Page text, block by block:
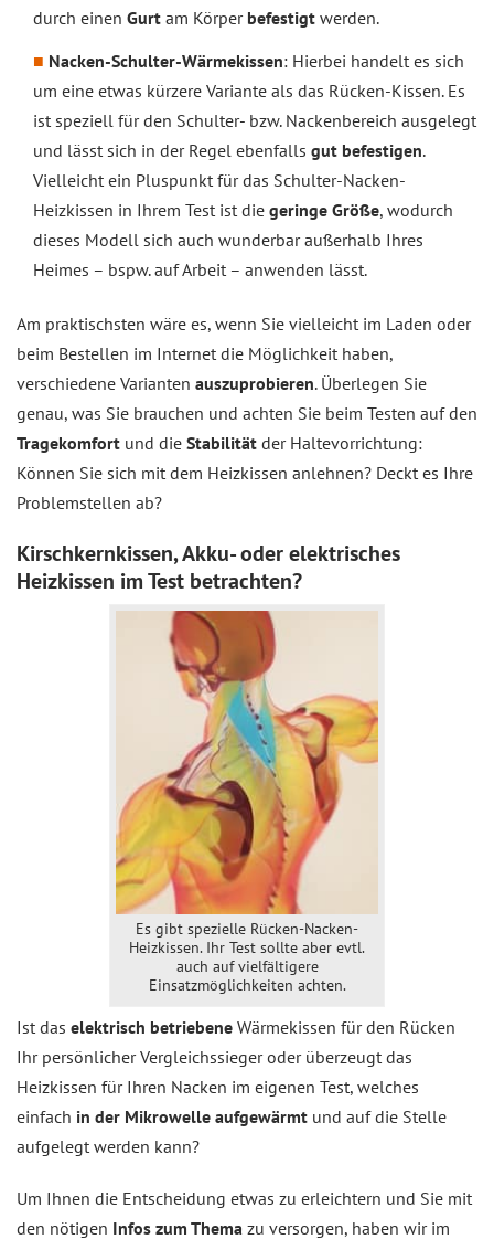
durch einen Gurt am Körper befestigt werden.
Nacken-Schulter-Wärmekissen: Hierbei handelt es sich
um eine etwas kürzere Variante als das Rücken-Kissen. Es
ist speziell für den Schulter- bzw. Nackenbereich ausgelegt
und lässt sich in der Regel ebenfalls gut befestigen.
Vielleicht ein Pluspunkt für das Schulter-Nacken-
Heizkissen in Ihrem Test ist die geringe Größe, wodurch
dieses Modell sich auch wunderbar außerhalb Ihres
Heimes – bspw. auf Arbeit – anwenden lässt.
Am praktischsten wäre es, wenn Sie vielleicht im Laden oder
beim Bestellen im Internet die Möglichkeit haben,
verschiedene Varianten auszuprobieren. Überlegen Sie
genau, was Sie brauchen und achten Sie beim Testen auf den
Tragekomfort und die Stabilität der Haltevorrichtung:
Können Sie sich mit dem Heizkissen anlehnen? Deckt es Ihre
Problemstellen ab?
Kirschkernkissen, Akku- oder elektrisches
Heizkissen im Test betrachten?
Es gibt spezielle Rücken-Nacken-
Heizkissen. Ihr Test sollte aber evtl.
auch auf vielfältigere
Einsatzmöglichkeiten achten.
Ist das elektrisch betriebene Wärmekissen für den Rücken
Ihr persönlicher Vergleichssieger oder überzeugt das
Heizkissen für Ihren Nacken im eigenen Test, welches
einfach in der Mikrowelle aufgewärmt und auf die Stelle
aufgelegt werden kann?
Um Ihnen die Entscheidung etwas zu erleichtern und Sie mit
den nötigen Infos zum Thema zu versorgen, haben wir im